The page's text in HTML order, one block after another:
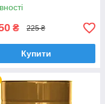
₴ 225 ₴
Купити